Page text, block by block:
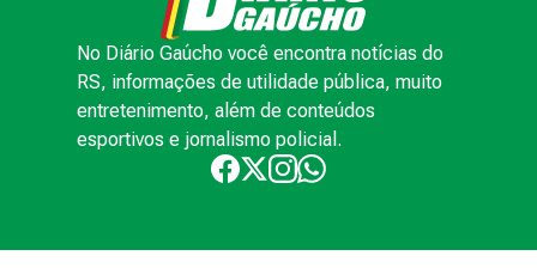
No Diário Gaúcho você encontra notícias do
RS, informações de utilidade pública, muito
entretenimento, além de conteúdos
esportivos e jornalismo policial.